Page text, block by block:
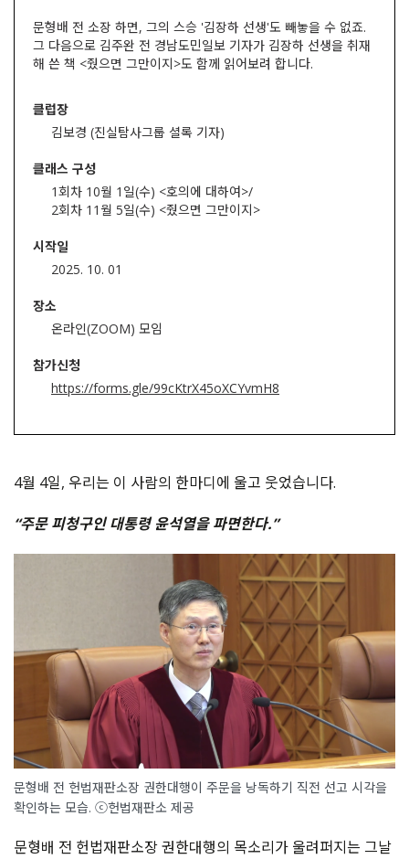
문형배 전 소장 하면, 그의 스승 '김장하 선생'도 빼놓을 수 없죠.
그 다음으로 김주완 전 경남도민일보 기자가 김장하 선생을 취재
해 쓴 책 <줬으면 그만이지>도 함께 읽어보려 합니다.
클럽장
김보경 (진실탐사그룹 셜록 기자)
클래스 구성
1회차 10월 1일(수) <호의에 대하여>/
2회차 11월 5일(수) <줬으면 그만이지>
시작일
2025. 10. 01
장소
온라인(ZOOM) 모임
참가신청
https://forms.gle/99cKtrX45oXCYvmH8
4월 4일, 우리는 이 사람의 한마디에 울고 웃었습니다.
“주문 피청구인 대통령 윤석열을 파면한다.”
문형배 전 헌법재판소장 권한대행이 주문을 낭독하기 직전 선고 시각을
확인하는 모습. ⓒ헌법재판소 제공
문형배 전 헌법재판소장 권한대행의 목소리가 울려퍼지는 그날